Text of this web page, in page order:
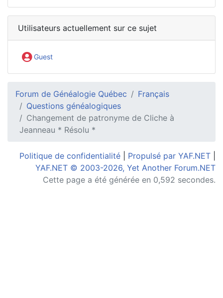
Utilisateurs actuellement sur ce sujet
Guest
Forum de Généalogie Québec
Français
Questions généalogiques
Changement de patronyme de Cliche à
Jeanneau * Résolu *
Politique de confidentialité Propulsé par YAF.NET
YAF.NET © 2003-2026, Yet Another Forum.NET
Cette page a été générée en 0,592 secondes.